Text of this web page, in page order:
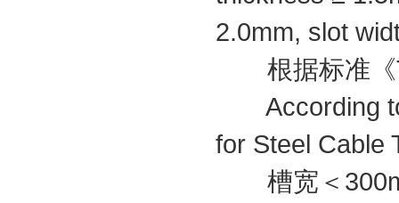
2.0mm, slot
根据标准《T/
According to
for Steel Cable
槽宽＜